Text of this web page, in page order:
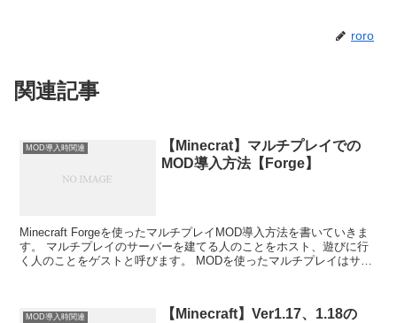
roro
関連記事
MOD導入時関連
【Minecrat】マルチプレイでの
MOD導入方法【Forge】
Minecraft Forgeを使ったマルチプレイMOD導入方法を書いていきま
す。 マルチプレイのサーバーを建てる人のことをホスト、遊びに行
く人のことをゲストと呼びます。 MODを使ったマルチプレイはサー
MOD導入時関連
【Minecraft】Ver1.17、1.18の